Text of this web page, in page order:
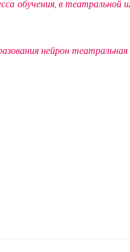
обучения, в театральной
нейрон театральная